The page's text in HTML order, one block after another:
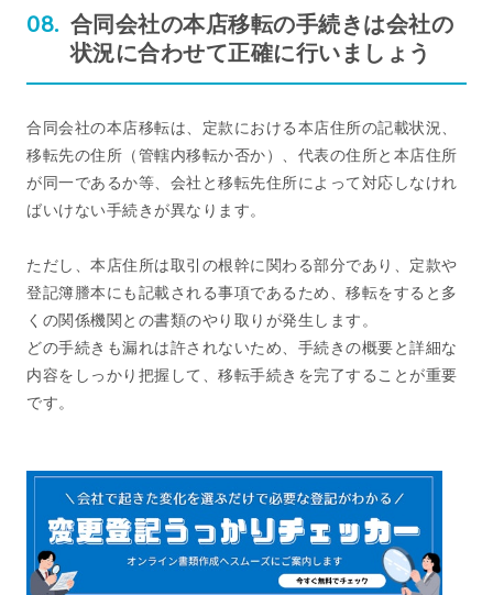
合同会社の本店移転の手続きは会社の
状況に合わせて正確に行いましょう
合同会社の本店移転は、定款における本店住所の記載状況、
移転先の住所（管轄内移転か否か）、代表の住所と本店住所
が同一であるか等、会社と移転先住所によって対応しなけれ
ばいけない手続きが異なります。
ただし、本店住所は取引の根幹に関わる部分であり、定款や
登記簿謄本にも記載される事項であるため、移転をすると多
くの関係機関との書類のやり取りが発生します。
どの手続きも漏れは許されないため、手続きの概要と詳細な
内容をしっかり把握して、移転手続きを完了することが重要
です。